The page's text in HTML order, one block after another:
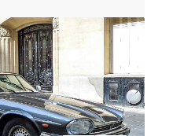
?
ET MARQUES
FONCTIONNE BLV ?